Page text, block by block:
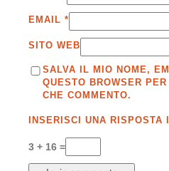
EMAIL *
SITO WEB
SALVA IL MIO NOME,
QUESTO BROWSER
CHE COMMENTO.
INSERISCI UNA RISPOSTA
3 + 16 =